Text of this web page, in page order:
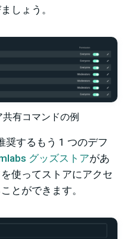
しょう。
有コマンドの例
奨するもう 1 つのデフ
グッズストアがあ
使ってストアにアクセ
とができます。